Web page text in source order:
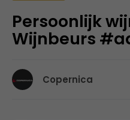
Persoonlijk
Wijnbeurs
Copernica